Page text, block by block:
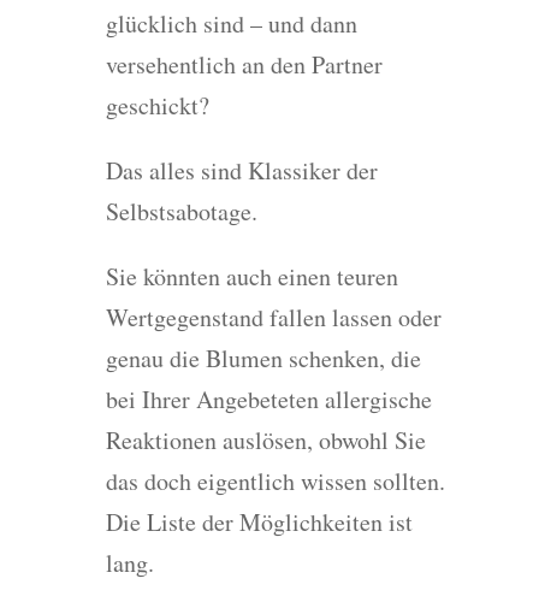
glücklich sind – und dann
versehentlich an den Partner
geschickt?
Das alles sind Klassiker der
Selbstsabotage.
Sie könnten auch einen teuren
Wertgegenstand fallen lassen oder
genau die Blumen schenken, die
bei Ihrer Angebeteten allergische
Reaktionen auslösen, obwohl Sie
das doch eigentlich wissen sollten.
Die Liste der Möglichkeiten ist
lang.